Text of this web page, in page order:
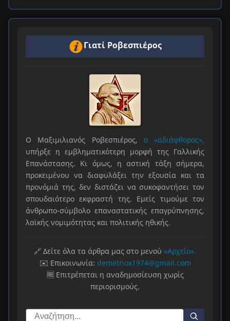
Γιατί Ροβεσπιέρος
Ο Μαξιμιλιανός Ροβεσπιέρος, ο «αδιάφθορος»,
υπήρξε η εμβληματικότερη μορφή της Γαλλικής
Επανάστασης. Κι όμως, η αστική τάξη σήμερα,
προκειμένου να διαφυλάξει την εξουσία και τα
προνόμιά της, δεν διστάζει να συκοφαντήσει τον
σπουδαιότερο εκφραστή της. Εμείς τιμούμε τον
άνθρωπο-σύμβολο επαναστατικής επαγρύπνησης,
λαϊκής νομιμότητας και πολιτικής ηθικής.
🔗 Δείτε όλα τα άρθρα μας στο μενού «Αρχείο».
✉️ Επικοινωνία: demetriox1974@gmail.com
🆓 Επιτρέπεται η αναδημοσίευση χωρίς
περιορισμούς.